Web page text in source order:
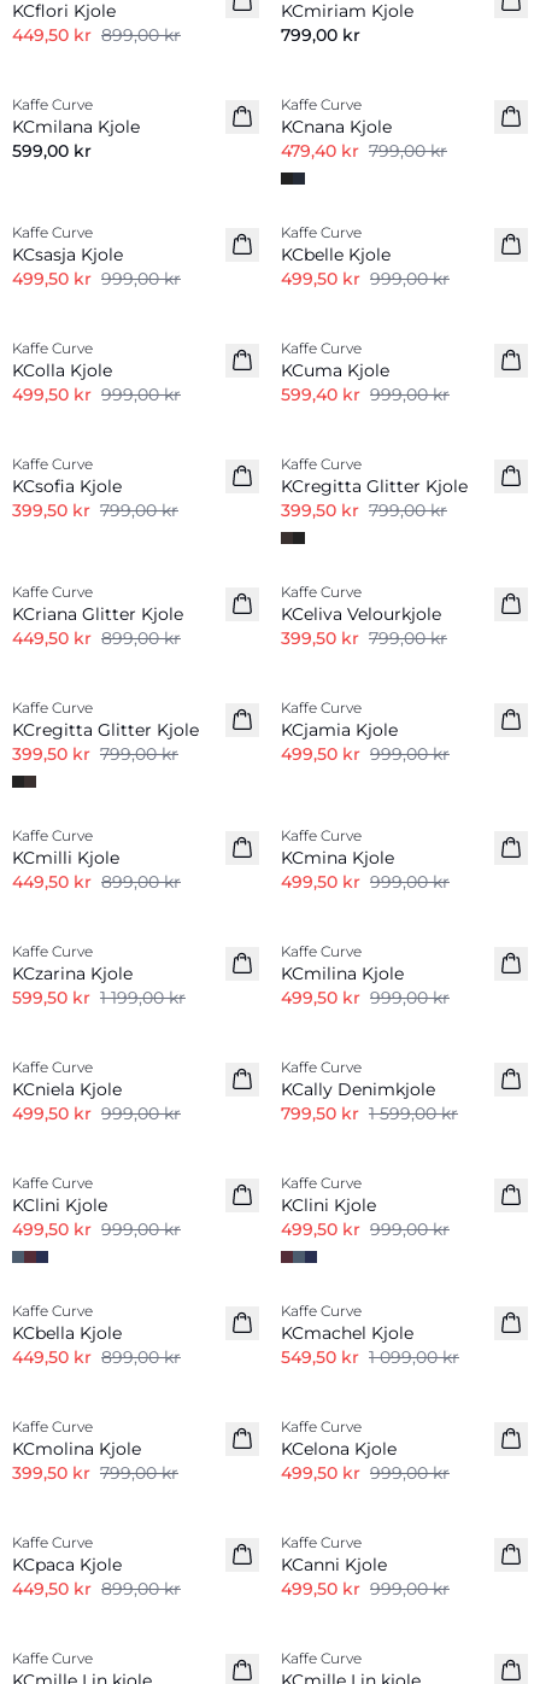
KCflori Kjole
449,50 kr 899,00 kr
KCmiriam Kjole
799,00 kr
Kaffe Curve
KCmilana Kjole
599,00 kr
Kaffe Curve
KCnana Kjole
479,40 kr 799,00 kr
Kaffe Curve
KCsasja Kjole
499,50 kr 999,00 kr
-50%
Kaffe Curve
KCbelle Kjole
499,50 kr 999,00 kr
Kaffe Curve
KColla Kjole
499,50 kr 999,00 kr
Kaffe Curve
KCuma Kjole
599,40 kr 999,00 kr
Kaffe Curve
KCsofia Kjole
399,50 kr 799,00 kr
Kaffe Curve
KCregitta Glitter Kjole
399,50 kr 799,00 kr
Kaffe Curve
KCriana Glitter Kjole
449,50 kr 899,00 kr
-50%
Kaffe Curve
KCeliva Velourkjole
399,50 kr 799,00 kr
Kaffe Curve
KCregitta Glitter Kjole
399,50 kr 799,00 kr
Kaffe Curve
KCjamia Kjole
499,50 kr 999,00 kr
-50%
Kaffe Curve
KCmilli Kjole
449,50 kr 899,00 kr
Kaffe Curve
KCmina Kjole
499,50 kr 999,00 kr
Kaffe Curve
KCzarina Kjole
599,50 kr 1 199,00 kr
Kaffe Curve
KCmilina Kjole
499,50 kr 999,00 kr
Kaffe Curve
KCniela Kjole
499,50 kr 999,00 kr
Kaffe Curve
KCally Denimkjole
799,50 kr 1 599,00 kr
Kaffe Curve
KClini Kjole
499,50 kr 999,00 kr
Kaffe Curve
KClini Kjole
499,50 kr 999,00 kr
-50%
Kaffe Curve
KCbella Kjole
449,50 kr 899,00 kr
-50%
Kaffe Curve
KCmachel Kjole
549,50 kr 1 099,00 kr
Kaffe Curve
KCmolina Kjole
399,50 kr 799,00 kr
Kaffe Curve
KCelona Kjole
499,50 kr 999,00 kr
Kaffe Curve
KCpaca Kjole
449,50 kr 899,00 kr
Kaffe Curve
KCanni Kjole
499,50 kr 999,00 kr
Linmiks
Kaffe Curve Kaffe Curve